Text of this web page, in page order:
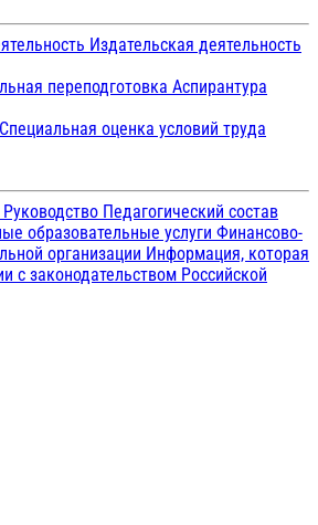
Издательская деятельность
переподготовка Аспирантура
Специальная оценка условий труда
Руководство Педагогический состав
образовательные услуги Финансово-
организации Информация, которая
с законодательством Российской